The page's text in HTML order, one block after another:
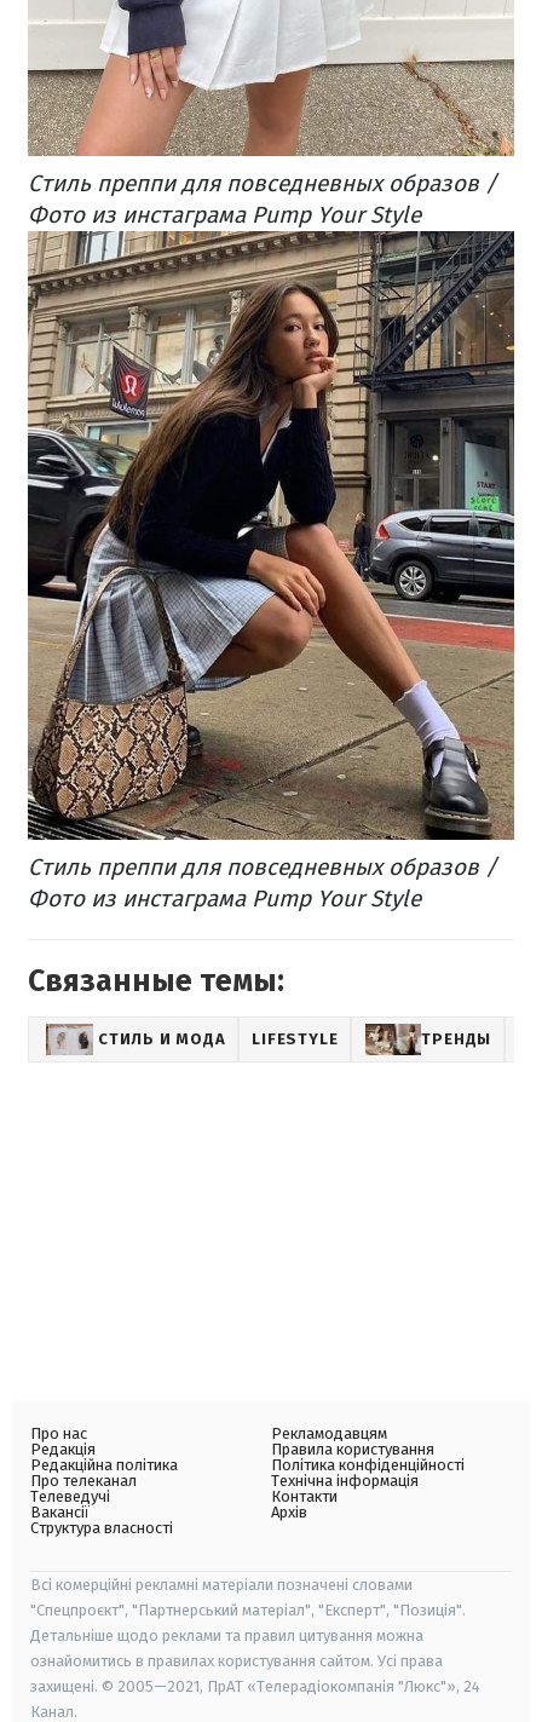
Стиль преппи для повседневных образов /
Фото из инстаграма Pump Your Style
Стиль преппи для повседневных образов /
Фото из инстаграма Pump Your Style
Связанные темы:
СТИЛЬ И МОДА LIFESTYLE ТРЕНДЫ
Про нас
Редакція
Редакційна політика
Про телеканал
Телеведучі
Вакансії
Структура власності
Рекламодавцям
Правила користування
Політика конфіденційності
Технічна інформація
Контакти
Архів
Всі комерційні рекламні матеріали позначені словами
"Спецпроєкт", "Партнерський матеріал", "Експерт", "Позиція".
Детальніше щодо реклами та правил цитування можна
ознайомитись в правилах користування сайтом. Усі права
захищені. © 2005—2021, ПрАТ «Телерадіокомпанія "Люкс"», 24
Канал.